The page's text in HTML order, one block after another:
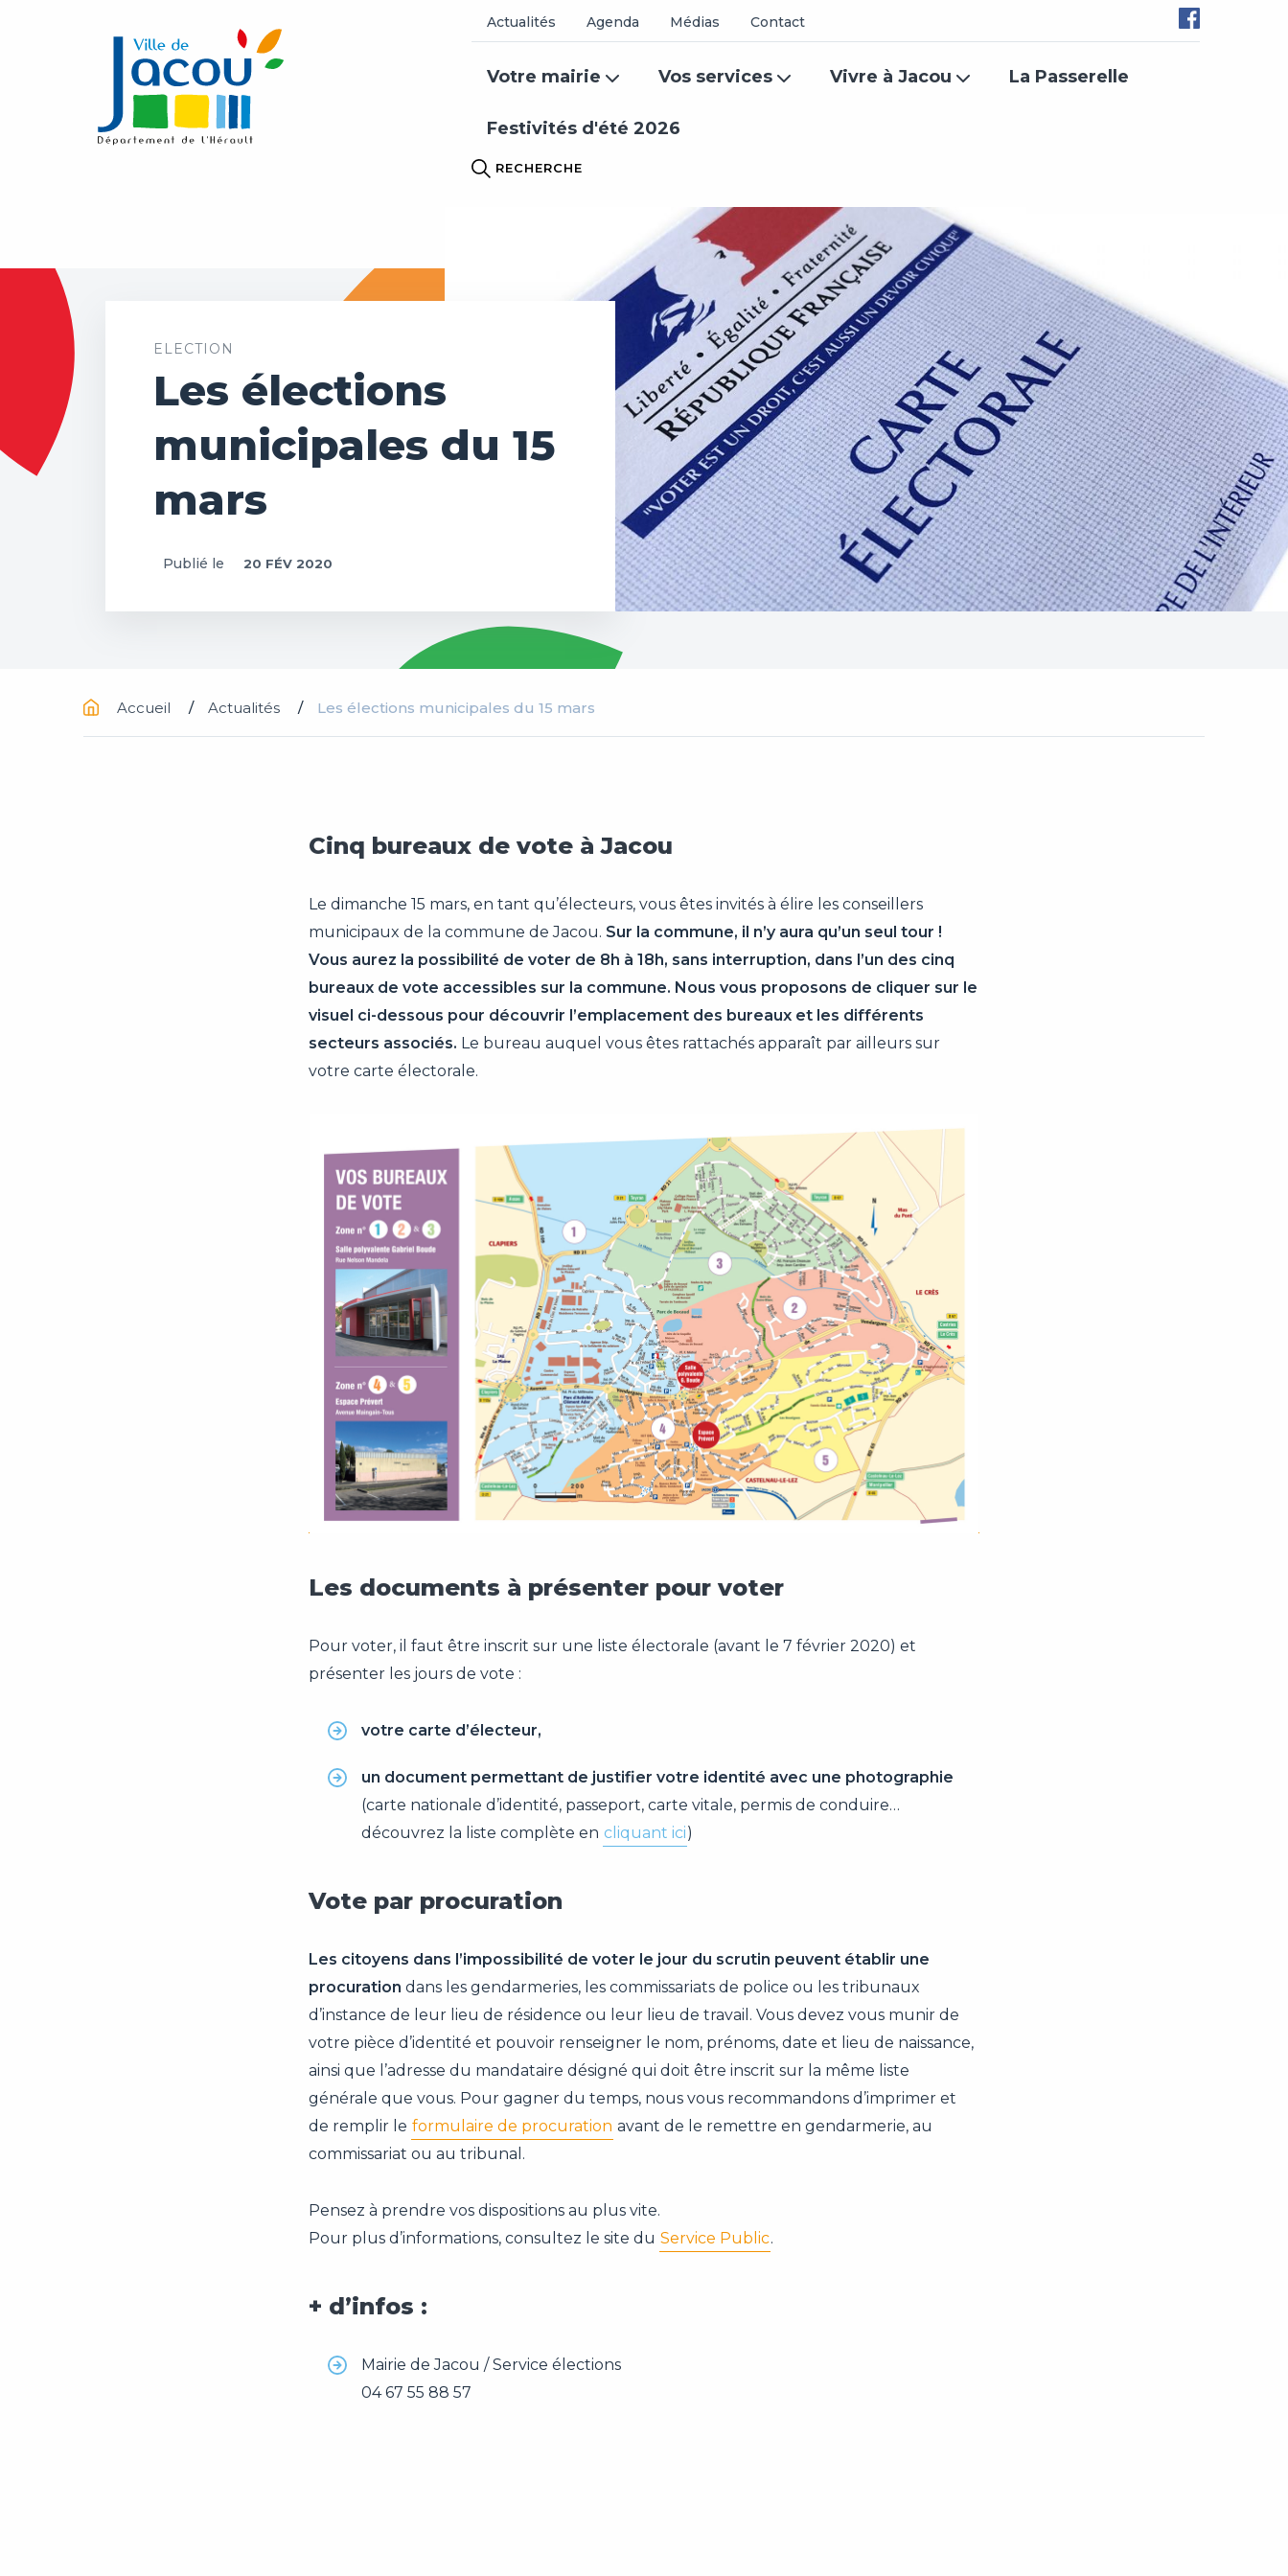
Actualités Agenda Médias Contact
Votre mairie Vos services Vivre à Jacou La Passerelle
Festivités d'été 2026
RECHERCHE
ELECTION
Les élections
municipales du 15
mars
Publié le 20 FÉV 2020
Accueil Actualités Les élections municipales du 15 mars
Cinq bureaux de vote à Jacou
Le dimanche 15 mars, en tant qu’électeurs, vous êtes invités à élire les conseillers
municipaux de la commune de Jacou. Sur la commune, il n’y aura qu’un seul tour !
Vous aurez la possibilité de voter de 8h à 18h, sans interruption, dans l’un des cinq
bureaux de vote accessibles sur la commune. Nous vous proposons de cliquer sur le
visuel ci-dessous pour découvrir l’emplacement des bureaux et les différents
secteurs associés. Le bureau auquel vous êtes rattachés apparaît par ailleurs sur
votre carte électorale.
Les documents à présenter pour voter
Pour voter, il faut être inscrit sur une liste électorale (avant le 7 février 2020) et
présenter les jours de vote :
votre carte d’électeur,
un document permettant de justifier votre identité avec une photographie
(carte nationale d’identité, passeport, carte vitale, permis de conduire…
découvrez la liste complète en cliquant ici)
Vote par procuration
Les citoyens dans l’impossibilité de voter le jour du scrutin peuvent établir une
procuration dans les gendarmeries, les commissariats de police ou les tribunaux
d’instance de leur lieu de résidence ou leur lieu de travail. Vous devez vous munir de
votre pièce d’identité et pouvoir renseigner le nom, prénoms, date et lieu de naissance,
ainsi que l’adresse du mandataire désigné qui doit être inscrit sur la même liste
générale que vous. Pour gagner du temps, nous vous recommandons d’imprimer et
de remplir le formulaire de procuration avant de le remettre en gendarmerie, au
commissariat ou au tribunal.
Pensez à prendre vos dispositions au plus vite.
Pour plus d’informations, consultez le site du Service Public.
+ d’infos :
Mairie de Jacou / Service élections
04 67 55 88 57